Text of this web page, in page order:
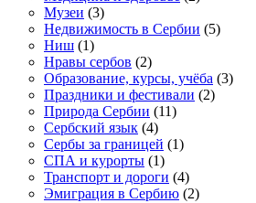
Музеи (3)
Недвижимость в Сербии (5)
Ниш (1)
Нравы сербов (2)
Образование, курсы, учёба (3)
Праздники и фестивали (2)
Природа Сербии (11)
Сербский язык (4)
Сербы за границей (1)
СПА и курорты (1)
Транспорт и дороги (4)
Эмиграция в Сербию (2)